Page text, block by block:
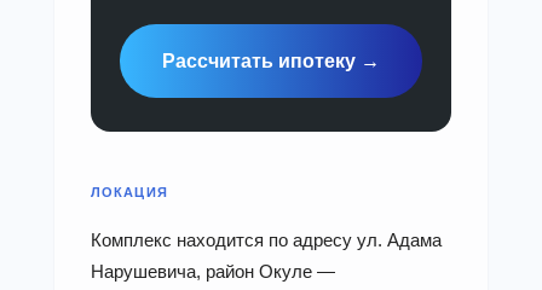
Рассчитать ипотеку →
ЛОКАЦИЯ
Комплекс находится по адресу ул. Адама
Нарушевича, район Окуле —